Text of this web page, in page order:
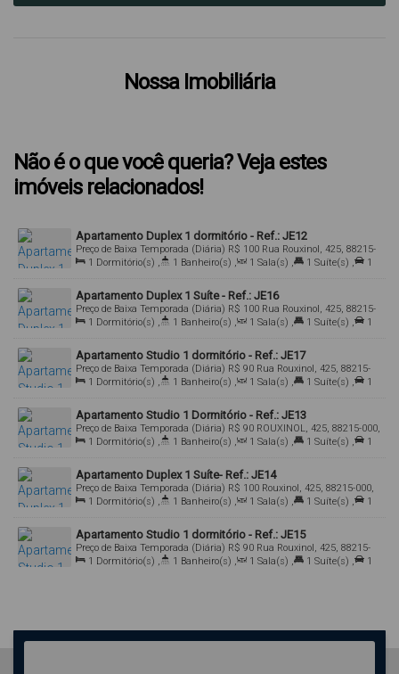
Nossa Imobiliária
Não é o que você queria? Veja estes
imóveis relacionados!
Apartamento Duplex 1 dormitório - Ref.: JE12
R$ 100
Preço de Baixa Temporada (Diária)
Rua Rouxinol, 425, 88215-
000, Bombas, Bombinhas, Santa Catarina, Brasil
1 Dormitório(s) , 1 Banheiro(s) , 1 Sala(s) , 1 Suíte(s) ,
1
Apartamento Duplex 1 Suíte - Ref.: JE16
R$ 100
Preço de Baixa Temporada (Diária)
Rua Rouxinol, 425, 88215-
000, Bombas, Bombinhas, Santa Catarina, Brasil
1 Dormitório(s) , 1 Banheiro(s) , 1 Sala(s) , 1 Suíte(s) ,
1
Apartamento Studio 1 dormitório - Ref.: JE17
R$ 90
Preço de Baixa Temporada (Diária)
Rua Rouxinol, 425, 88215-
000, Bombas, Bombinhas, Santa Catarina, Brasil
1 Dormitório(s) , 1 Banheiro(s) , 1 Sala(s) , 1 Suíte(s) ,
1
Apartamento Studio 1 Dormitório - Ref.: JE13
R$ 90
Preço de Baixa Temporada (Diária)
ROUXINOL, 425, 88215-000,
Bombas, Bombinhas, Santa Catarina, Brasil
1 Dormitório(s) , 1 Banheiro(s) , 1 Sala(s) , 1 Suíte(s) ,
1
Apartamento Duplex 1 Suíte- Ref.: JE14
R$ 100
Preço de Baixa Temporada (Diária)
Rouxinol, 425, 88215-000,
Bombas, Bombinhas, Santa Catarina, Brasil
1 Dormitório(s) , 1 Banheiro(s) , 1 Sala(s) , 1 Suíte(s) ,
1
Apartamento Studio 1 dormitório - Ref.: JE15
R$ 90
Preço de Baixa Temporada (Diária)
Rua Rouxinol, 425, 88215-
000, Bombas, Bombinhas, Santa Catarina, Brasil
1 Dormitório(s) , 1 Banheiro(s) , 1 Sala(s) , 1 Suíte(s) ,
1